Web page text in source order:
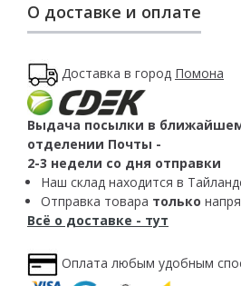
О доставке и оплате
Доставка в город Помона
Выдача посылки в
отделении Почты -
2-3 недели со дня отправки
Наш склад находится в
Отправка товара только
Всё о доставке - тут
Оплата любым удобным